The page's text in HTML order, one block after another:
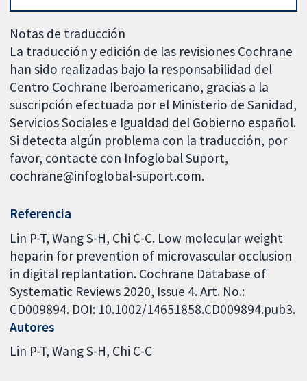
Notas de traducción
La traducción y edición de las revisiones Cochrane
han sido realizadas bajo la responsabilidad del
Centro Cochrane Iberoamericano, gracias a la
suscripción efectuada por el Ministerio de Sanidad,
Servicios Sociales e Igualdad del Gobierno español.
Si detecta algún problema con la traducción, por
favor, contacte con Infoglobal Suport,
cochrane@infoglobal-suport.com.
Referencia
Lin P-T, Wang S-H, Chi C-C. Low molecular weight
heparin for prevention of microvascular occlusion
in digital replantation. Cochrane Database of
Systematic Reviews 2020, Issue 4. Art. No.:
CD009894. DOI: 10.1002/14651858.CD009894.pub3.
Autores
Lin P-T Wang S-H Chi C-C